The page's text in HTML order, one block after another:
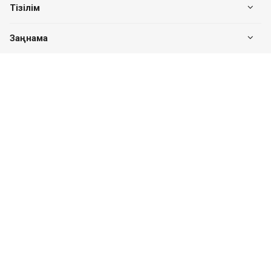
Тізілім
Заңнама